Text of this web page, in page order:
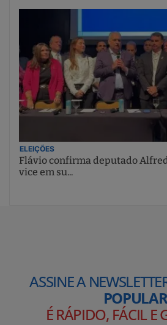
ELEIÇÕES
Flávio confirma deputado
vice em su...
ASSINE A
É RÁPIDO, FÁCIL E